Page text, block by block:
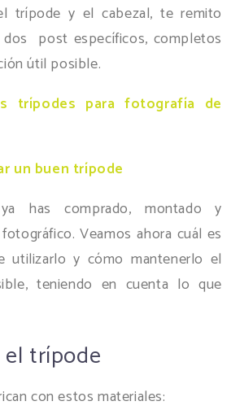
trípode y el cabezal, te remito
post específicos, completos
útil posible.
trípodes para fotografía de
un buen trípode
has comprado, montado y
Veamos ahora cuál es
utilizarlo y cómo mantenerlo el
teniendo en cuenta lo que
trípode
con estos materiales: